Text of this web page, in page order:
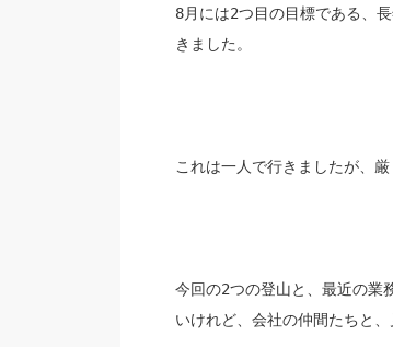
8月には2つ目の目標である、長
きました。
これは一人で行きましたが、
今回の2つの登山と、最近の業
いけれど、会社の仲間たちと、